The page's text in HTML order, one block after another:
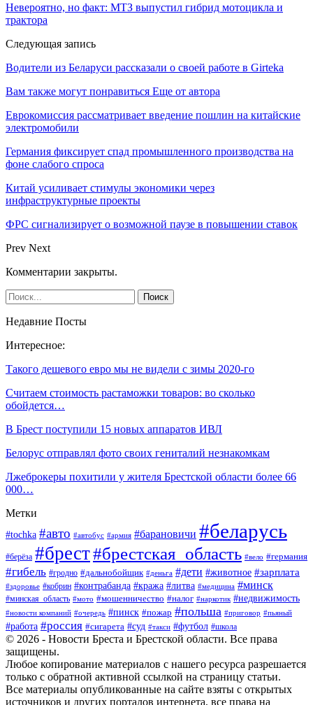
Невероятно, но факт: МТЗ выпустил гибрид мотоцикла и
трактора
Следующая запись
Водители из Беларуси рассказали о своей работе в Girteka
Вам также могут понравиться Еще от автора
Еврокомиссия рассматривает введение пошлин на китайские
электромобили
Германия фиксирует спад промышленного производства на
фоне слабого спроса
Китай усиливает стимулы экономики через
инфраструктурные проекты
ФРС сигнализирует о возможной паузе в повышении ставок
Prev Next
Комментарии закрыты.
Недавние Посты
Интересное:
Такого дешевого евро мы не видели с зимы 2020-го
Cчитаем стоимость растаможки товаров: во сколько
обойдется…
В Брест поступили 15 новых аппаратов ИВЛ
Белорус отправлял фото своих гениталий незнакомкам
Лжеброкеры похитили у жителя Брестской области более 66
000…
Метки
#tochka #авто #автобус #армия #барановичи #беларусь
#берёза #брест#брестская_область #вело #германия
#гибель #гродно #дальнобойщик #деньга #дети #животное #зарплата
#здоровье #кобрин #контрабанда #кража #литва #медицина #минск
#минская_область #мото #мошенничество #налог #наркотик #недвижимость
#новости компаний #очередь #пинск #пожар #польша #приговор #пьяный
#работа #россия #сигарета #суд #такси #футбол #школа
© 2026 - Новости Бреста и Брестской области. Все права
защищены.
Любое копирование материалов с нашего ресурса разрешается
только с обратной активной ссылкой на страницу статьи.
Все материалы опубликованные на сайте взяты с открытых
источников и других порталов интернета, все права на